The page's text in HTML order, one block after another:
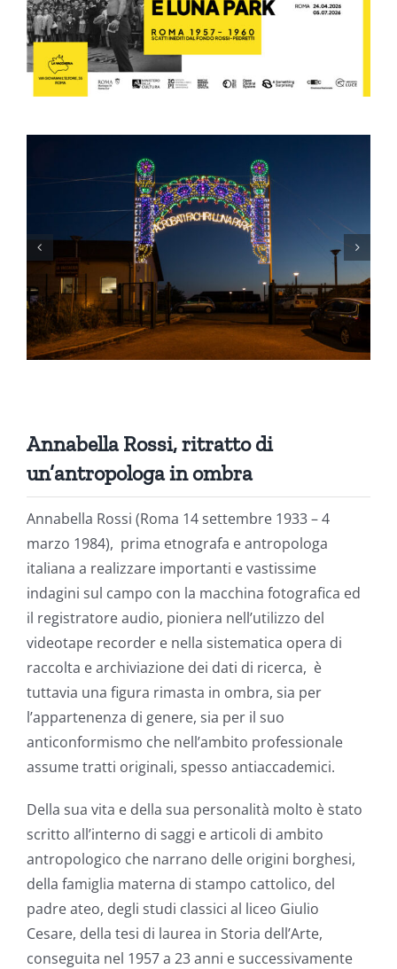
Annabella Rossi, ritratto di
un’antropologa in ombra
Annabella Rossi (Roma 14 settembre 1933 – 4
marzo 1984), prima etnografa e antropologa
italiana a realizzare importanti e vastissime
indagini sul campo con la macchina fotografica ed
il registratore audio, pioniera nell’utilizzo del
videotape recorder e nella sistematica opera di
raccolta e archiviazione dei dati di ricerca, è
tuttavia una figura rimasta in ombra, sia per
l’appartenenza di genere, sia per il suo
anticonformismo che nell’ambito professionale
assume tratti originali, spesso antiaccademici.
Della sua vita e della sua personalità molto è stato
scritto all’interno di saggi e articoli di ambito
antropologico che narrano delle origini borghesi,
della famiglia materna di stampo cattolico, del
padre ateo, degli studi classici al liceo Giulio
Cesare, della tesi di laurea in Storia dell’Arte,
conseguita nel 1957 a 23 anni e successivamente